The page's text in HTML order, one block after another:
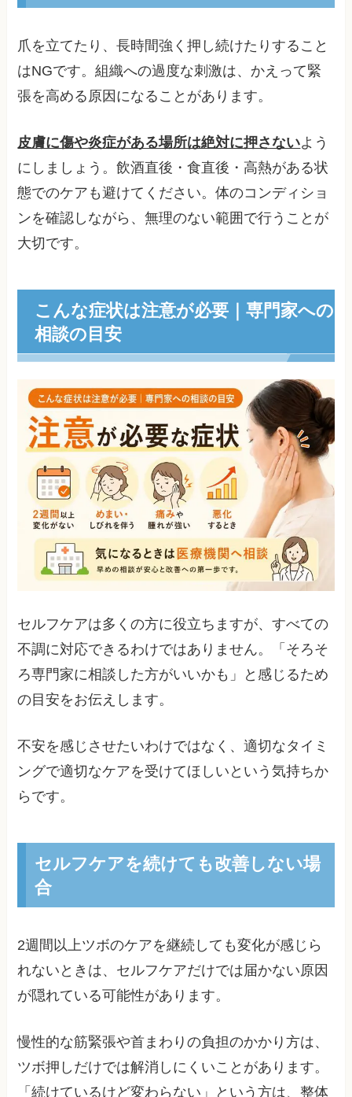
爪を立てたり、長時間強く押し続けたりすること
はNGです。組織への過度な刺激は、かえって緊
張を高める原因になることがあります。
皮膚に傷や炎症がある場所は絶対に押さないよう
にしましょう。飲酒直後・食直後・高熱がある状
態でのケアも避けてください。体のコンディショ
ンを確認しながら、無理のない範囲で行うことが
大切です。
こんな症状は注意が必要｜専門家への
相談の目安
セルフケアは多くの方に役立ちますが、すべての
不調に対応できるわけではありません。「そろそ
ろ専門家に相談した方がいいかも」と感じるため
の目安をお伝えします。
不安を感じさせたいわけではなく、適切なタイミ
ングで適切なケアを受けてほしいという気持ちか
らです。
セルフケアを続けても改善しない場
合
2週間以上ツボのケアを継続しても変化が感じら
れないときは、セルフケアだけでは届かない原因
が隠れている可能性があります。
慢性的な筋緊張や首まわりの負担のかかり方は、
ツボ押しだけでは解消しにくいことがあります。
「続けているけど変わらない」という方は、整体